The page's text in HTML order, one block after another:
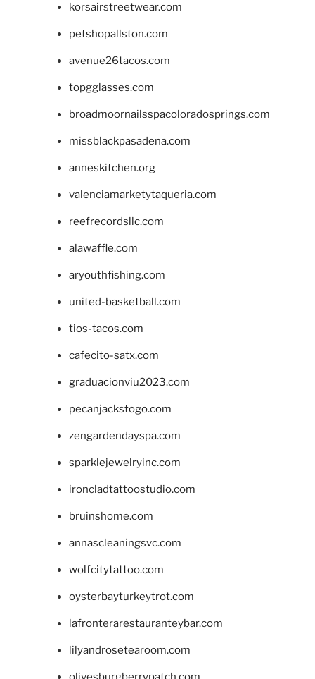
korsairstreetwear.com
petshopallston.com
avenue26tacos.com
topgglasses.com
broadmoornailsspacoloradosprings.com
missblackpasadena.com
anneskitchen.org
valenciamarketytaqueria.com
reefrecordsllc.com
alawaffle.com
aryouthfishing.com
united-basketball.com
tios-tacos.com
cafecito-satx.com
graduacionviu2023.com
pecanjackstogo.com
zengardendayspa.com
sparklejewelryinc.com
ironcladtattoostudio.com
bruinshome.com
annascleaningsvc.com
wolfcitytattoo.com
oysterbayturkeytrot.com
lafronterarestauranteybar.com
lilyandrosetearoom.com